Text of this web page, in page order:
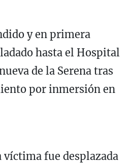
y en primera
hasta el Hospital
de la Serena tras
por inmersión en
víctima fue desplazada